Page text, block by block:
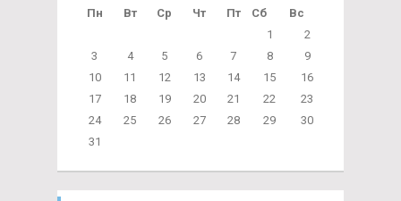
Пн
Вт Ср Чт Пт Сб
Вс
1
2
3
4 5 6 7 8
9
10
11 12 13 14 15
16
17
18 19 20 21 22
23
24
25 26 27 28 29
30
31